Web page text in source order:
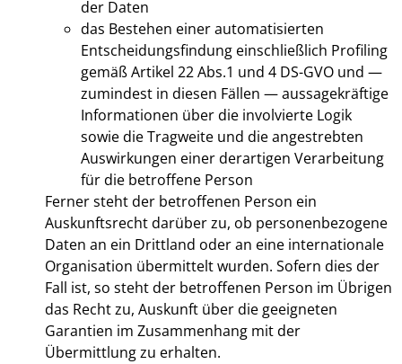
der Daten
das Bestehen einer automatisierten
Entscheidungsfindung einschließlich Profiling
gemäß Artikel 22 Abs.1 und 4 DS-GVO und —
zumindest in diesen Fällen — aussagekräftige
Informationen über die involvierte Logik
sowie die Tragweite und die angestrebten
Auswirkungen einer derartigen Verarbeitung
für die betroffene Person
Ferner steht der betroffenen Person ein
Auskunftsrecht darüber zu, ob personenbezogene
Daten an ein Drittland oder an eine internationale
Organisation übermittelt wurden. Sofern dies der
Fall ist, so steht der betroffenen Person im Übrigen
das Recht zu, Auskunft über die geeigneten
Garantien im Zusammenhang mit der
Übermittlung zu erhalten.